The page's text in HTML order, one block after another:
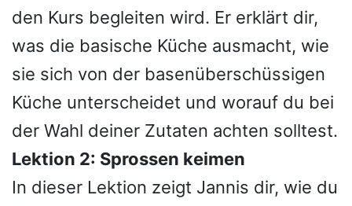
den Kurs begleiten wird. Er erklärt dir,
was die basische Küche ausmacht, wie
sie sich von der basenüberschüssigen
Küche unterscheidet und worauf du bei
der Wahl deiner Zutaten achten solltest.
Lektion 2: Sprossen keimen
In dieser Lektion zeigt Jannis dir, wie du